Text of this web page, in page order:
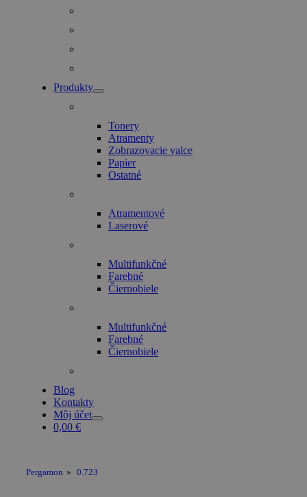
Produkty
Tonery
Atramenty
Zobrazovacie valce
Papier
Ostatné
Atramentové
Laserové
Multifunkčné
Farebné
Čiernobiele
Multifunkčné
Farebné
Čiernobiele
Blog
Kontakty
Môj účet
0,00 €
Pergamon » 0.723